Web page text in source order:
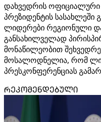
დახვედრის ოფიციალური
პრეზიდენტის სასახლეში
ლიდერები რეგიონული
განსახილველად
მონაწილეობით
მოსალოდნელია, რომ
პრესკონფერენციას
ᲠᲔᲙᲝᲛᲔᲜᲓᲔᲑᲣᲚᲘ